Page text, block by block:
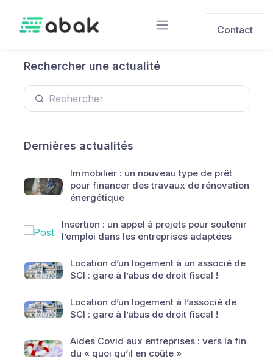
Contact
Rechercher une actualité
Dernières actualités
Immobilier : un nouveau type de prêt
pour financer des travaux de rénovation
énergétique
Insertion : un appel à projets pour soutenir
l’emploi dans les entreprises adaptées
Location d’un logement à un associé de
SCI : gare à l’abus de droit fiscal !
Location d’un logement à l’associé de
SCI : gare à l’abus de droit fiscal !
Aides Covid aux entreprises : vers la fin
du « quoi qu’il en coûte »